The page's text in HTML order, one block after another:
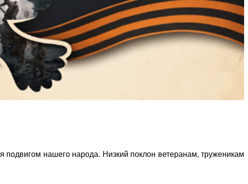
нашего народа. Низкий поклон ветеранам, труженикам